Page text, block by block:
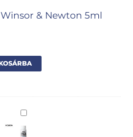
& Newton 5ml
Holbein
tisztító